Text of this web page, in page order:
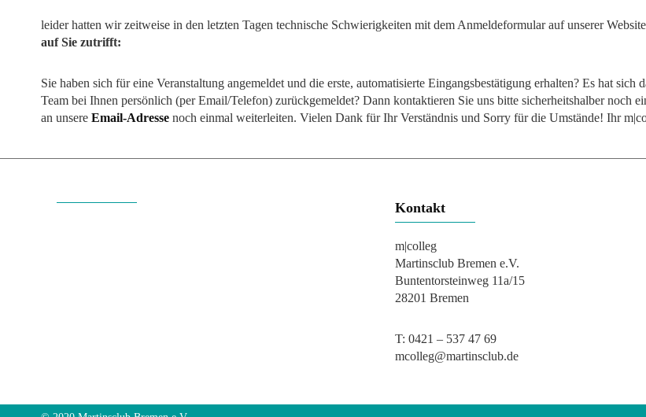
leider hatten wir zeitweise in den letzten Tagen technische Schwierigkeiten mit dem Anmeldeformular auf unserer
auf Sie zutrifft:
Sie haben sich für eine Veranstaltung angemeldet und die erste, automatisierte Eingangsbestätigung erhalten? Es hat
Team bei Ihnen persönlich (per Email/Telefon) zurückgemeldet? Dann kontaktieren Sie uns bitte sicherheitshalber noch
an unsere Email-Adresse noch einmal weiterleiten. Vielen Dank für Ihr Verständnis und Sorry für die Umstände! Ihr
Kontakt
m|colleg
Martinsclub Bremen e.V.
Buntentorsteinweg 11a/15
28201 Bremen
T: 0421 – 537 47 69
mcolleg@martinsclub.de